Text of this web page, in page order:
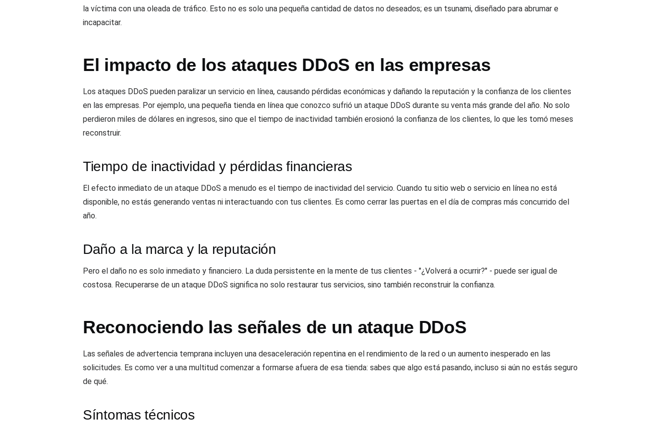
la víctima con una oleada de tráfico. Esto no es solo una pequeña cantidad de datos no deseados; es un tsunami, diseñado para abrumar e
incapacitar.
El impacto de los ataques DDoS en las empresas
Los ataques DDoS pueden paralizar un servicio en línea, causando pérdidas económicas y dañando la reputación y la confianza de los clientes
en las empresas. Por ejemplo, una pequeña tienda en línea que conozco sufrió un ataque DDoS durante su venta más grande del año. No solo
perdieron miles de dólares en ingresos, sino que el tiempo de inactividad también erosionó la confianza de los clientes, lo que les tomó meses
reconstruir.
Tiempo de inactividad y pérdidas financieras
El efecto inmediato de un ataque DDoS a menudo es el tiempo de inactividad del servicio. Cuando tu sitio web o servicio en línea no está
disponible, no estás generando ventas ni interactuando con tus clientes. Es como cerrar las puertas en el día de compras más concurrido del
año.
Daño a la marca y la reputación
Pero el daño no es solo inmediato y financiero. La duda persistente en la mente de tus clientes - "¿Volverá a ocurrir?" - puede ser igual de
costosa. Recuperarse de un ataque DDoS significa no solo restaurar tus servicios, sino también reconstruir la confianza.
Reconociendo las señales de un ataque DDoS
Las señales de advertencia temprana incluyen una desaceleración repentina en el rendimiento de la red o un aumento inesperado en las
solicitudes. Es como ver a una multitud comenzar a formarse afuera de esa tienda: sabes que algo está pasando, incluso si aún no estás seguro
de qué.
Síntomas técnicos